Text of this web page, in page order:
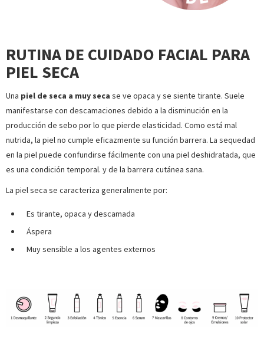
RUTINA DE CUIDADO FACIAL PARA
PIEL SECA
Una piel de seca a muy seca se ve opaca y se siente tirante. Suele
manifestarse con descamaciones debido a la disminución en la
producción de sebo por lo que pierde elasticidad. Como está mal
nutrida, la piel no cumple eficazmente su función barrera. La sequedad
en la piel puede confundirse fácilmente con una piel deshidratada, que
es una condición temporal. y de la barrera cutánea sana.
La piel seca se caracteriza generalmente por:
Es tirante, opaca y descamada
Áspera
Muy sensible a los agentes externos